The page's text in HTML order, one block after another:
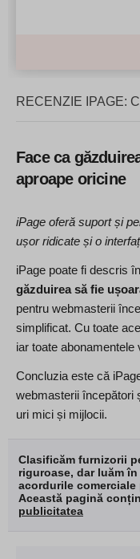
RECENZIE IPAGE:
Face ca
aproape oricine
iPage oferă suport și
ușor ridicate și o
iPage poate fi descris
găzduirea să fie
pentru webmasterii
simplificat. Cu toate
iar toate
Concluzia este că
webmasterii începători
uri mici și mijlocii.
Clasificăm furnizorii
riguroase, dar luăm
acordurile comerciale
Această pagină
publicitatea